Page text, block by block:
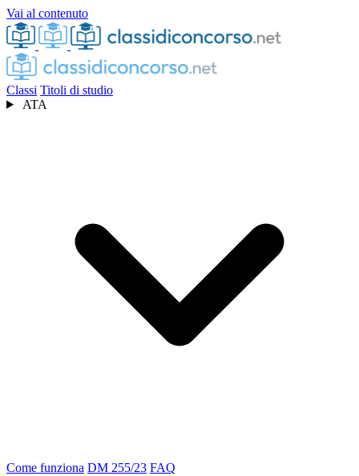
Vai al contenuto
Classi Titoli di studio
ATA
Come funziona DM 255/23 FAQ